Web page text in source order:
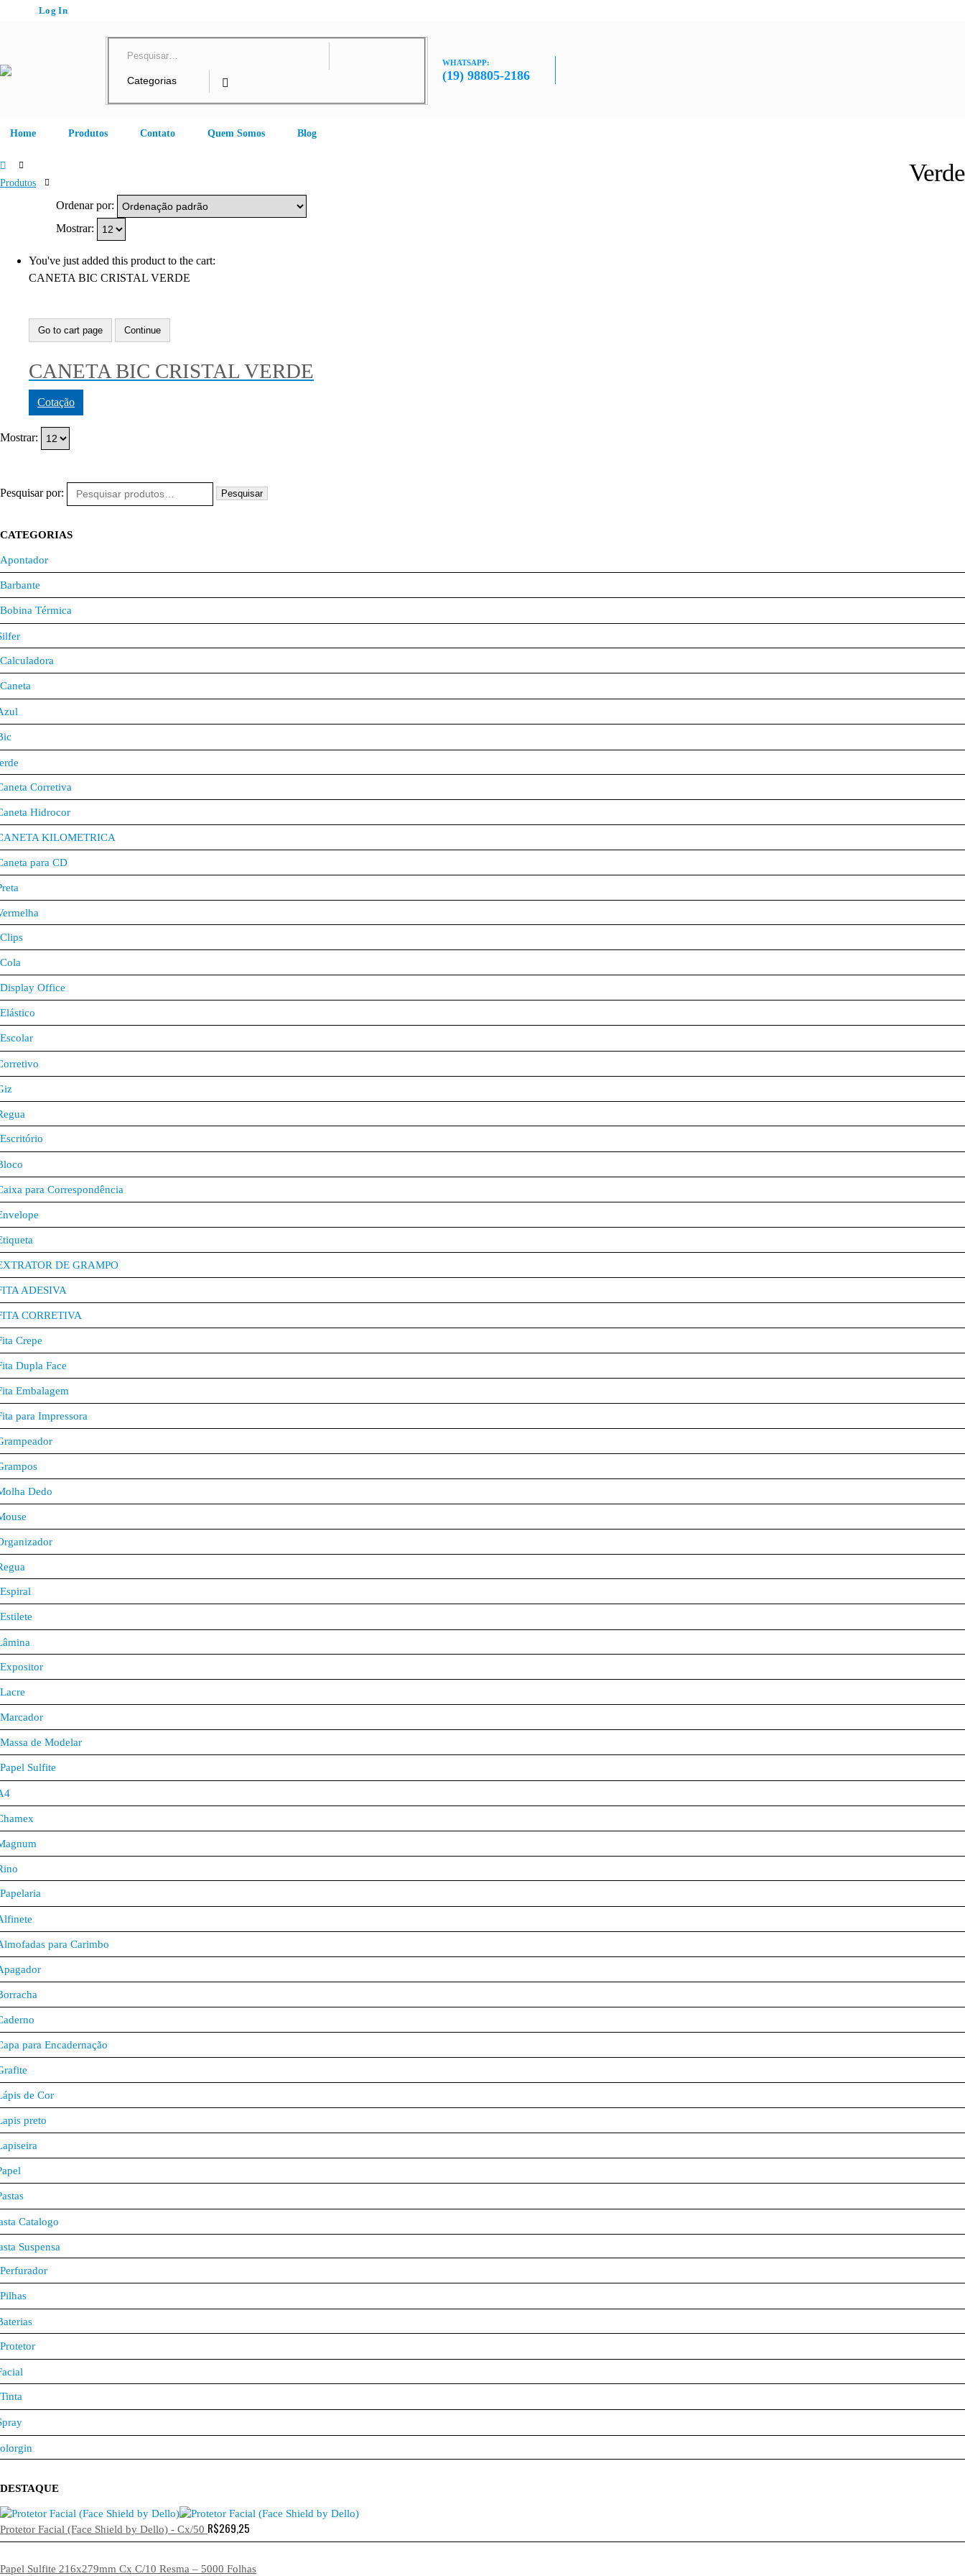
Log In
WHATSAPP:
(19) 98805-2186
Home Produtos Contato Quem Somos Blog
Verde
Produtos
Ordenar por:
Mostrar:
You've just added this product to the cart:
CANETA BIC CRISTAL VERDE
Go to cart page Continue
CANETA BIC CRISTAL VERDE
Cotação
Mostrar:
Pesquisar por: Pesquisar
CATEGORIAS
Apontador
Barbante
Bobina Térmica
Calculadora
Caneta
Corretiva
Hidrocor
KILOMETRICA
para CD
Clips
Cola
Display Office
Elástico
Escolar
Escritório
para Correspondência
DE GRAMPO
ADESIVA
CORRETIVA
Crepe
Dupla Face
Embalagem
para Impressora
Dedo
Espiral
Estilete
Expositor
Lacre
Marcador
Massa de Modelar
Papel Sulfite
Papelaria
para Carimbo
para Encadernação
de Cor
preto
Catalogo
Suspensa
Perfurador
Pilhas
Protetor
Tinta
DESTAQUE
Protetor Facial (Face Shield by Dello) - Cx/50 R$269,25
Papel Sulfite 216x279mm Cx C/10 Resma – 5000 Folhas